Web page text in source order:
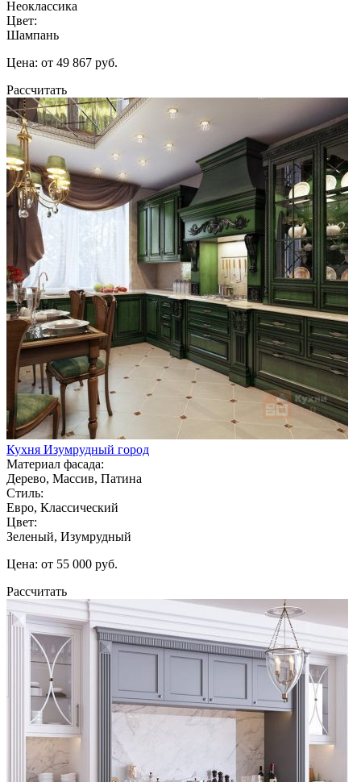
Неоклассика
Цвет:
Шампань
Цена: от 49 867 руб.
Рассчитать
Кухня Изумрудный город
Материал фасада:
Дерево, Массив, Патина
Стиль:
Евро, Классический
Цвет:
Зеленый, Изумрудный
Цена: от 55 000 руб.
Рассчитать